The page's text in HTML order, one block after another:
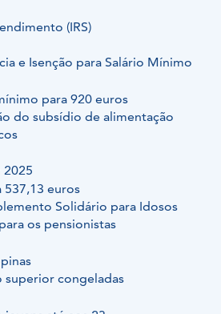
(IRS)
e Isenção para Salário Mínimo
para 920 euros
do subsídio de alimentação
2025
537,13 euros
Solidário para Idosos
os pensionistas
superior congeladas